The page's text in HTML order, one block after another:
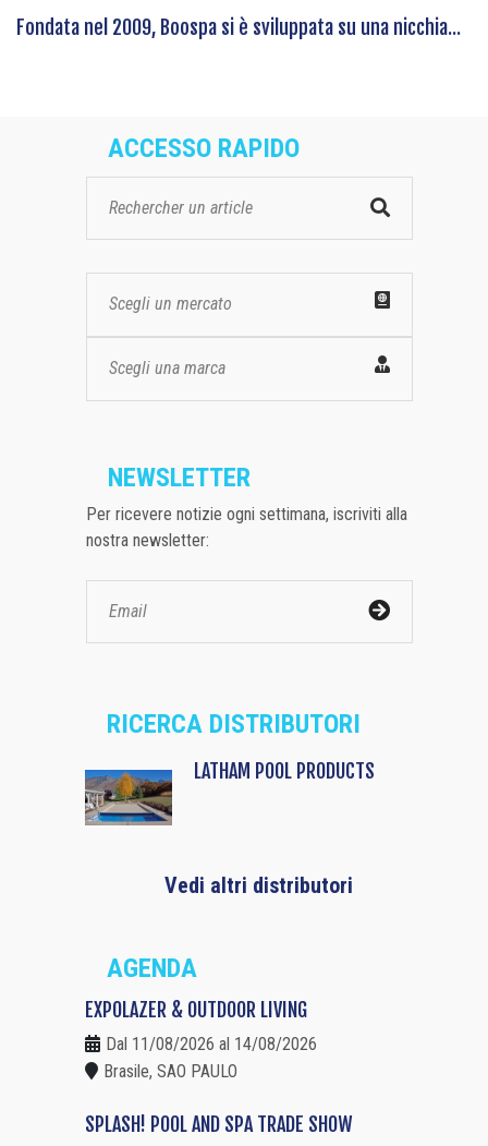
Fondata nel 2009, Boospa si è sviluppata su una nicchia...
ACCESSO RAPIDO
Scegli un mercato
Scegli una marca
NEWSLETTER
Per ricevere notizie ogni settimana, iscriviti alla
nostra newsletter:
RICERCA DISTRIBUTORI
LATHAM POOL PRODUCTS
Vedi altri distributori
AGENDA
EXPOLAZER & OUTDOOR LIVING
Dal 11/08/2026 al 14/08/2026
Brasile, SAO PAULO
SPLASH! POOL AND SPA TRADE SHOW